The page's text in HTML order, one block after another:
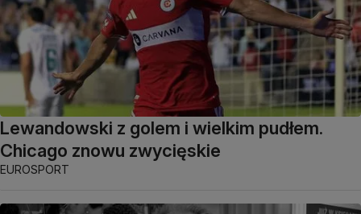
Lewandowski z golem i wielkim pudłem.
Chicago znowu zwycięskie
EUROSPORT